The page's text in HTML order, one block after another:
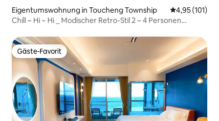
Eigentumswohnung in Toucheng Township
4,95 (101)
Chill ~ Hi ~ Hi _ Modischer Retro-Stil 2 ~ 4 Personen
Gäste-Favorit
Gäste-Favorit